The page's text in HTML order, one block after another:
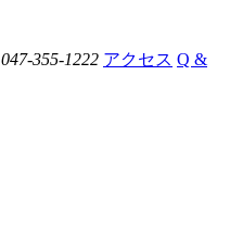
047-355-1222 アクセス Q &